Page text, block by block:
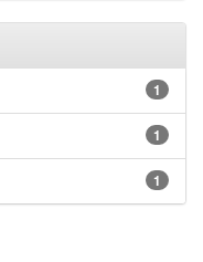
1
1
1